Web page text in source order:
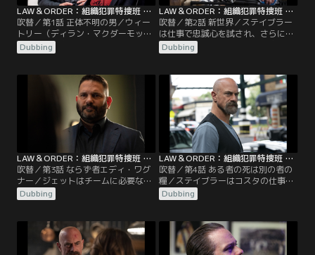
LAW＆ORDER：組織犯罪特捜班 シーズン2 第01話／吹替
吹替／第1話 正体不明の男／ウィー
トリー（ディラン・マクダーモッ
ト）の麻薬帝国を倒し、妻を殺害し
た犯人を見つけたステイブラー刑事
ニューヨーク市のコカイン市場を乗
っ取ろうと企む悪名高い犯罪組織に
潜入することになる。捜査が行き詰
まり、ベル巡査部長（ダニエル・モ
ネ・トゥルイット）は署内のライバ
ルと手を組むことに。
Dubbing
LAW＆ORDER：組織犯罪特捜班 シーズン2 第02話／吹替
吹替／第2話 新世界／ステイブラー
は仕事で忠誠心を試され、さらに母
親の思いがけない登場により家族へ
の忠誠心も試される。ベルとジェッ
かじ取りをする。
Dubbing
LAW＆ORDER：組織犯罪特捜班 シーズン2 第03話／吹替
吹替／第3話 ならず者エディ・ワグ
ナー／ジェットはチームに必要な情
報を得るために外へ。ベルはキルブ
ライド議員の提案について考える。
た手段に出る。ステイブラーとベン
ソンは以前からのわだかまりについ
て話す。
Dubbing
LAW＆ORDER：組織犯罪特捜班 シーズン2 第04話／吹替
吹替／第4話 ある者の死は別の者の
糧／ステイブラーはコスタの仕事で
危険な一線を越え、その責任を問わ
れることに。ベルとジェットは、市
手する戦略を立てる。フルートラ
は、断るにはもったいなさすぎる誘
いをかける。
Dubbing